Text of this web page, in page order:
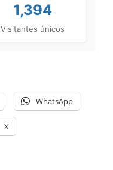
1,394
Visitantes únicos
WhatsApp
X